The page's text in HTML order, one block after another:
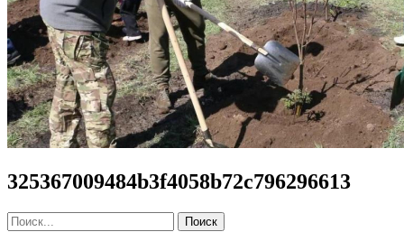
325367009484b3f4058b72c796296613